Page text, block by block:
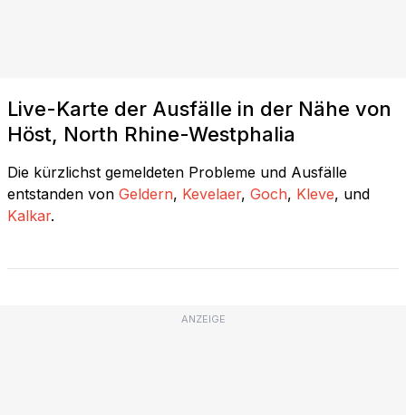
Live-Karte der Ausfälle in der Nähe von
Höst, North Rhine-Westphalia
Die kürzlichst gemeldeten Probleme und Ausfälle
entstanden von Geldern, Kevelaer, Goch, Kleve, und
Kalkar.
ANZEIGE